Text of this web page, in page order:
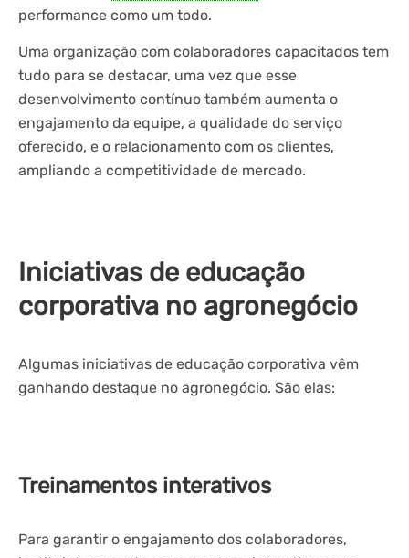
performance como um todo.
Uma organização com colaboradores capacitados tem
tudo para se destacar, uma vez que esse
desenvolvimento contínuo também aumenta o
engajamento da equipe, a qualidade do serviço
oferecido, e o relacionamento com os clientes,
ampliando a competitividade de mercado.
Iniciativas de educação
corporativa no agronegócio
Algumas iniciativas de educação corporativa vêm
ganhando destaque no agronegócio. São elas:
Treinamentos interativos
Para garantir o engajamento dos colaboradores,